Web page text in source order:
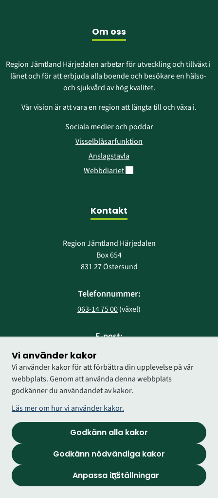
Vi använder kakor
Vi använder kakor för att förbättra din upplevelse på vår
webbplats. Genom att använda denna webbplats
godkänner du användandet av kakor.
Läs mer om hur vi använder kakor.
Godkänn alla kakor
Godkänn nödvändiga kakor
Anpassa inställningar
Om oss
Region Jämtland Härjedalen arbetar för utveckling och tillväxt i
länet och för att erbjuda alla boende och besökare en hälso-
och sjukvård av hög kvalitet.
Vår vision är att vara en region att längta till och växa i.
Sociala medier och poddar
Visselblåsarfunktion
Anslagstavla
WebbdiarietLänk till annan webbplats.
Kontakt
Region Jämtland Härjedalen
Box 654
831 27 Östersund
Telefonnummer:
063-14 75 00 (växel)
E-post:
region@regionjh.se